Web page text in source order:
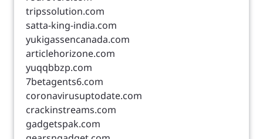
tripssolution.com
satta-king-india.com
yukigassencanada.com
articlehorizone.com
yuqqbbzp.com
7betagents6.com
coronavirusuptodate.com
crackinstreams.com
gadgetspak.com